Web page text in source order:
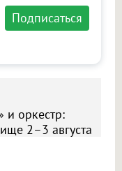
Подписаться
и оркестр:
2–3 августа